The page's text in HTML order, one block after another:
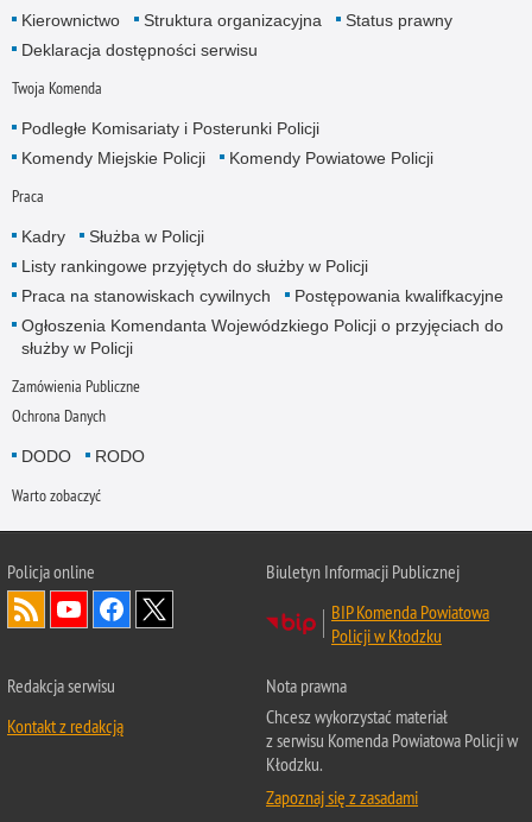
Kierownictwo Struktura organizacyjna
Status prawny
Deklaracja dostępności serwisu
Twoja Komenda
Podległe Komisariaty i Posterunki Policji
Komendy Miejskie Policji
Komendy Powiatowe Policji
Praca
Kadry
Służba w Policji
Listy rankingowe przyjętych do służby w Policji
Praca na stanowiskach cywilnych
Postępowania kwalifkacyjne
Ogłoszenia Komendanta Wojewódzkiego Policji o przyjęciach do
służby w Policji
Zamówienia Publiczne
Ochrona Danych
DODO RODO
Warto zobaczyć
Policjaonline
Biuletyn Informacji Publicznej
BIP Komenda Powiatowa
Policji w Kłodzku
Redakcja serwisu
Kontakt z redakcją
Nota prawna
Chcesz wykorzystać materiał
z serwisu Komenda Powiatowa Policji w
Kłodzku.
Zapoznaj się z zasadami